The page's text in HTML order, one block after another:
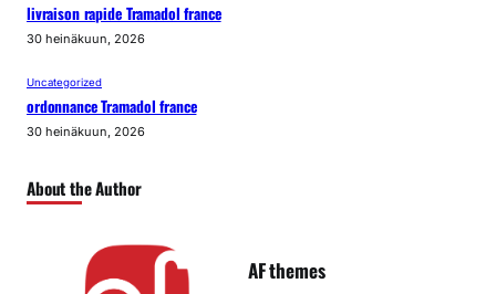
livraison rapide Tramadol france
30 heinäkuun, 2026
Uncategorized
ordonnance Tramadol france
30 heinäkuun, 2026
About the Author
AF themes